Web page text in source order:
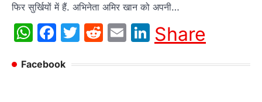
फिर सुर्खियों में हैं. अभिनेता अमिर खान को अपनी…
WhatsApp
Facebook
Twitter
Reddit
EmailLinkedIn
Share
Facebook